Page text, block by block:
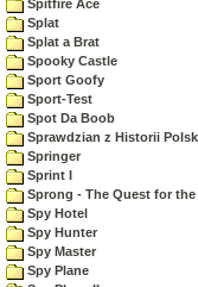
Spitfire Ace
Splat
Splat a Brat
Spooky Castle
Sport Goofy
Sport-Test
Spot Da Boob
Sprawdzian z Historii
Springer
Sprint I
Sprong - The Quest for
Spy Hotel
Spy Hunter
Spy Master
Spy Plane